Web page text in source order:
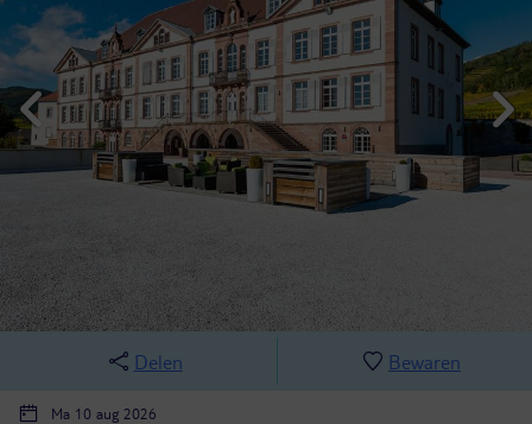
Delen Bewaren
Ma 10 aug 2026